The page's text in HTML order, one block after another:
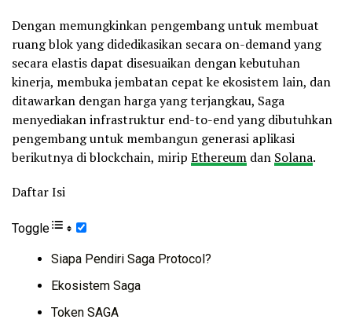
Dengan memungkinkan pengembang untuk membuat
ruang blok yang didedikasikan secara on-demand yang
secara elastis dapat disesuaikan dengan kebutuhan
kinerja, membuka jembatan cepat ke ekosistem lain, dan
ditawarkan dengan harga yang terjangkau, Saga
menyediakan infrastruktur end-to-end yang dibutuhkan
pengembang untuk membangun generasi aplikasi
berikutnya di blockchain, mirip Ethereum dan Solana.
Daftar Isi
Toggle
Siapa Pendiri Saga Protocol?
Ekosistem Saga
Token SAGA